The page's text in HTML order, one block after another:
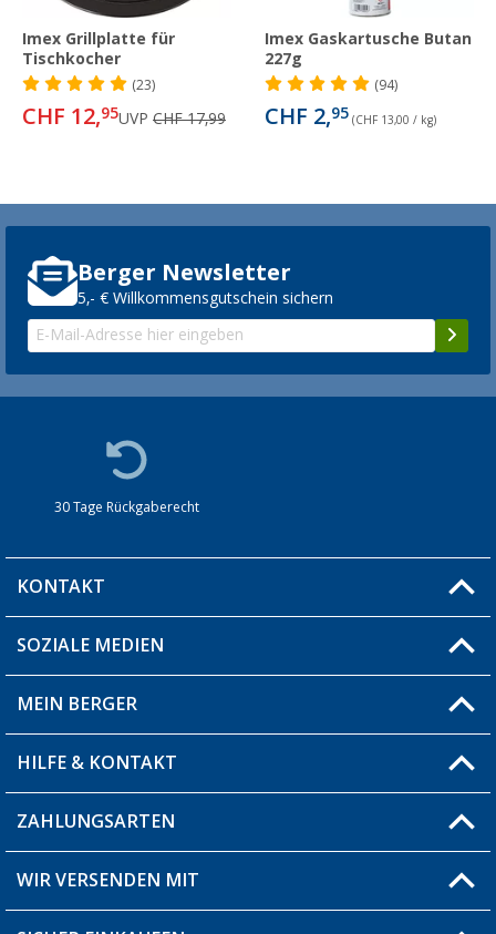
Imex Grillplatte für
Tischkocher
(23)
CHF 12,95UVP CHF 17,99
Imex Gaskartusche Butan
227g
(94)
CHF 2,95 (CHF 13,00 / kg)
Berger Newsletter
5,- € Willkommensgutschein sichern
30 Tage Rückgaberecht
KONTAKT
Du hast eine Frage?
Filiale finden
SOZIALE MEDIEN
MEIN BERGER
Blog
Produkttester
Über uns
HILFE & KONTAKT
Fragen & Antworten / FAQ
Versandinformationen
ZAHLUNGSARTEN
WIR VERSENDEN MIT